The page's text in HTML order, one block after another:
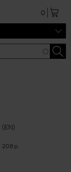
0
(EN)
208